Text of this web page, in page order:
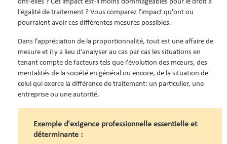
ont-elles ? Cet impact est-il moins dommageables pour le droit à
l'égalité de traitement ? Vous comparez l'impact qu'ont ou
pourraient avoir ces différentes mesures possibles.
Dans l’appréciation de la proportionnalité, tout est une affaire de
mesure et il y a lieu d’analyser au cas par cas les situations en
tenant compte de facteurs tels que l’évolution des mœurs, des
mentalités de la société en général ou encore, de la situation de
celui qui exerce la différence de traitement: un particulier, une
entreprise ou une autorité.
Exemple d'exigence professionnelle essentielle et
déterminante :